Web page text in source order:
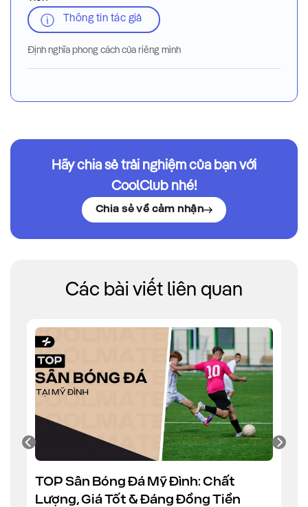
Thông tin tác giả
Định nghĩa phong cách của riêng mình
Hãy chia sẻ trải nghiệm của bạn với
CoolClub nhé!
Chia sẻ về cảm nhận
Các bài viết liên quan
TOP Sân Bóng Đá Mỹ Đình: Chất
Lượng, Giá Tốt & Đáng Đồng Tiền